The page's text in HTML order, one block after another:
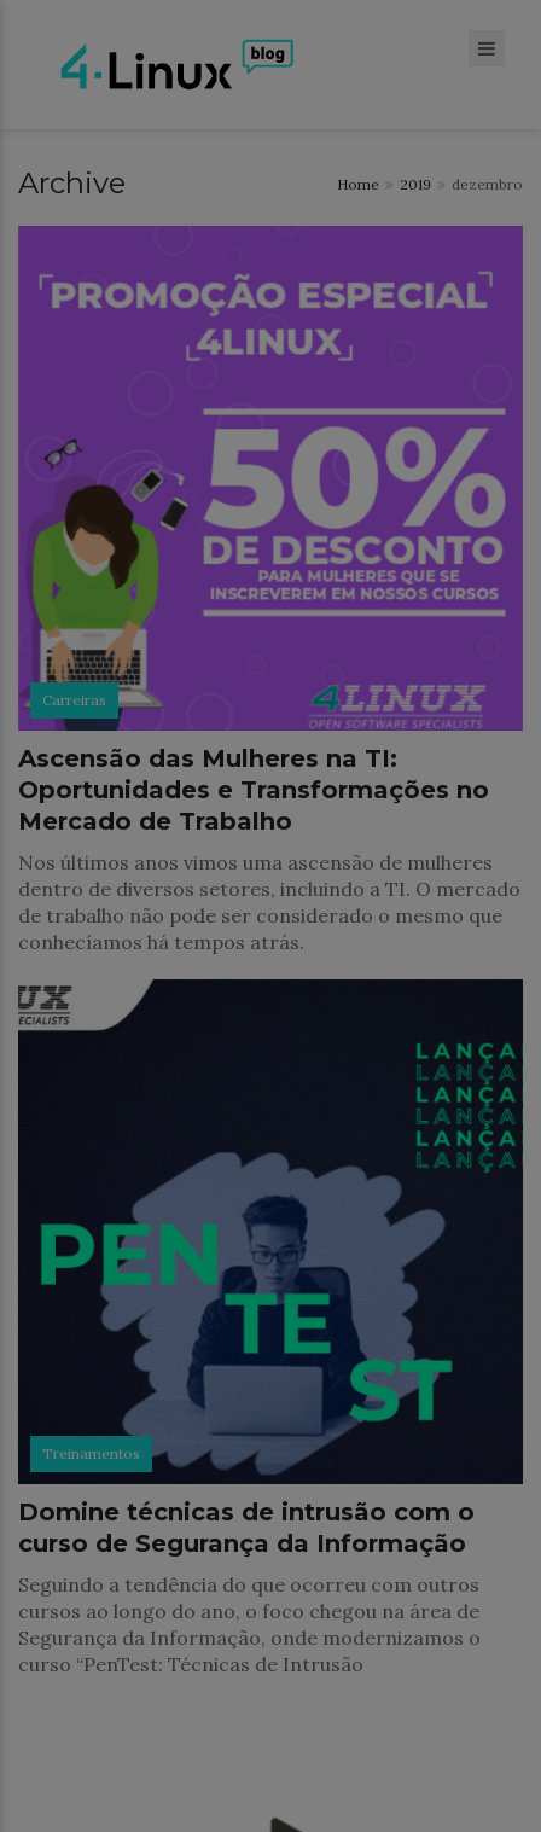
Archive Home 2019 dezembro
Carreiras
Ascensão das Mulheres na TI:
Oportunidades e Transformações no
Mercado de Trabalho
Nos últimos anos vimos uma ascensão de mulheres
dentro de diversos setores, incluindo a TI. O mercado
de trabalho não pode ser considerado o mesmo que
conhecíamos há tempos atrás.
Treinamentos
Domine técnicas de intrusão com o
curso de Segurança da Informação
Seguindo a tendência do que ocorreu com outros
cursos ao longo do ano, o foco chegou na área de
Segurança da Informação, onde modernizamos o
curso “PenTest: Técnicas de Intrusão